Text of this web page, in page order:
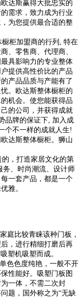
达斯赢得大批忠实的
需求，致力成为行业
为您提供最合适的整
橱柜加盟商的行列, 特在
、零售商、代理商、
具影响力的专业整体
提供高性价比的产品
产品品质与产能有了
。欧达斯整体橱柜的
机会。使您能获得品
的公司，并获得成就
品牌的保证下, 加入成
个不一样的成就人生!
达斯整体橱柜。 狮山
，打造家居文化的第
、时尚潮流、设计师
一套产品，都是一个
雅。
庭比较青睐该种门板，
，进行精细打磨后再
塑机吸塑而成。
色色度纯艳，一般不开
性能好。吸塑门板图
一体，不需二次封
题，国外称之为“无缺